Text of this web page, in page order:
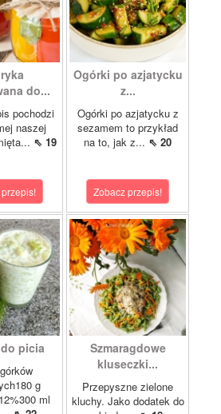
do...
pochodzi
naszej
⇖ 19
Ogórki po azjatycku
z...
Ogórki po azjatycku z
sezamem to przykład
na to, jak z... ⇖ 20
Zobacz przepis!
picia
g
ml
Szmaragdowe
kluseczki...
Przepyszne zielone
kluchy. Jako dodatek do